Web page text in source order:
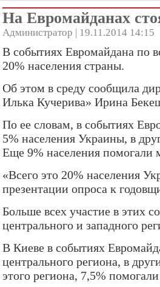
На Евромайданах
Администратор | 19.11.2014 14:15
В событиях Евромайдана по
20% населения страны.
Об этом в среду сообщила
Илька Кучерива» Ирина
По ее словам, в событиях
5% населения Украины, в
Еще 9% населения
«Всего это 20% населения
презентации опроса к
Больше всех участие в этих
центрального и западного
В Киеве в событиях
центрального региона, в
этого региона, 7,5%